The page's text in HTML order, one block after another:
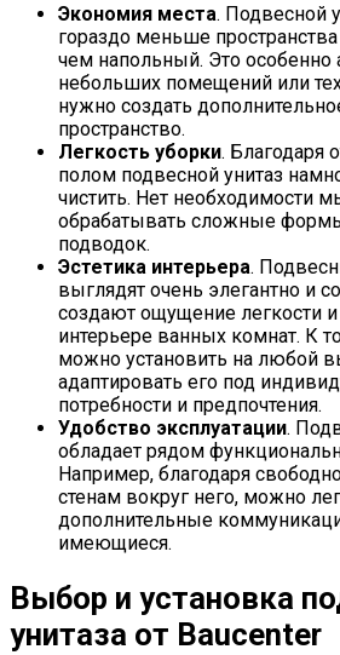
Экономия места. Подвесной
гораздо меньше
чем напольный. Это особенно
небольших помещений или
нужно создать
пространство.
Легкость уборки. Благодаря
полом подвесной унитаз
чистить. Нет необходимости
обрабатывать сложные
подводок.
Эстетика интерьера.
выглядят очень элегантно и
создают ощущение легкости
интерьере ванных комнат. К
можно установить на любой
адаптировать его под
потребности и предпочтения.
Удобство эксплуатации.
обладает рядом
Например, благодаря
стенам вокруг него, можно
дополнительные
имеющиеся.
Выбор и установка
унитаза от Baucenter